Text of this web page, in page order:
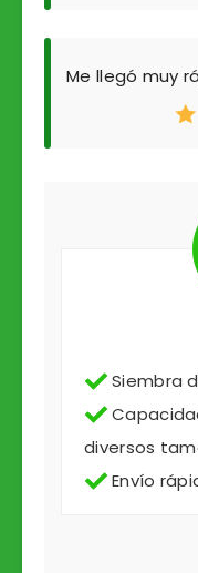
Me llegó muy
Siembra
diversos
Envío